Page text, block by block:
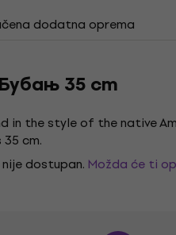
dodatna oprema
35 cm
the style of the native
cm.
dostupan. Možda će ti